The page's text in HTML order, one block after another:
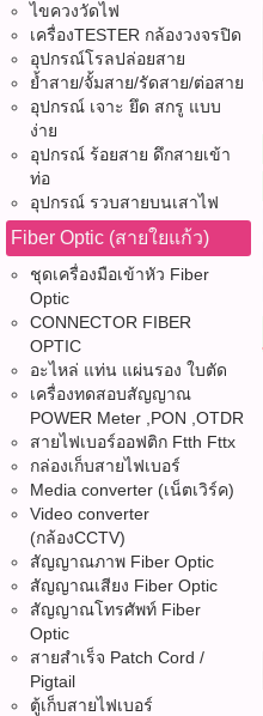
ไขควงวัดไฟ
เครื่องTESTER กล้องวงจรปิด
อุปกรณ์โรลปล่อยสาย
ย้ำสาย/จั้มสาย/รัดสาย/ต่อสาย
อุปกรณ์ เจาะ ยึด สกรู แบบ
ง่าย
อุปกรณ์ ร้อยสาย ดึกสายเข้า
ท่อ
อุปกรณ์ รวบสายบนเสาไฟ
Fiber Optic (สายใยแก้ว)
ชุดเครื่องมือเข้าหัว Fiber
Optic
CONNECTOR FIBER
OPTIC
อะไหล่ แท่น แผ่นรอง ใบตัด
เครื่องทดสอบสัญญาณ
POWER Meter ,PON ,OTDR
สายไฟเบอร์ออฟติก Ftth Fttx
กล่องเก็บสายไฟเบอร์
Media converter (เน็ตเวิร์ค)
Video converter
(กล้องCCTV)
สัญญาณภาพ Fiber Optic
สัญญาณเสียง Fiber Optic
สัญญาณโทรศัพท์ Fiber
Optic
สายสำเร็จ Patch Cord /
Pigtail
ตู้เก็บสายไฟเบอร์